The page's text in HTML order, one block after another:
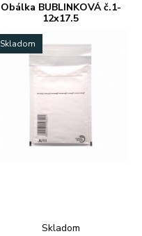
Obálka BUBLINKOVÁ č.1-
12x17.5
Skladom
Skladom